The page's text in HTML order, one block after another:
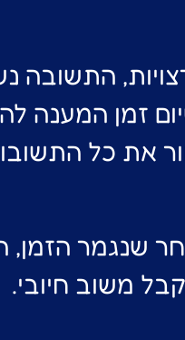
זמן המענה
את כל
שנגמר
משוב חיובי.